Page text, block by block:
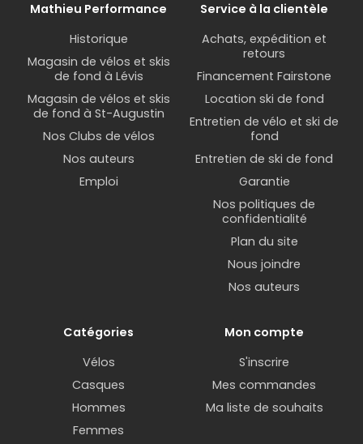
Mathieu Performance
Historique
Magasin de vélos et skis
de fond à Lévis
Magasin de vélos et skis
de fond à St-Augustin
Nos Clubs de vélos
Nos auteurs
Emploi
Service à la clientèle
Achats, expédition et
retours
Financement Fairstone
Location ski de fond
Entretien de vélo et ski de
fond
Entretien de ski de fond
Garantie
Nos politiques de
confidentialité
Plan du site
Nous joindre
Nos auteurs
Catégories
Vélos
Casques
Hommes
Femmes
Mon compte
S'inscrire
Mes commandes
Ma liste de souhaits